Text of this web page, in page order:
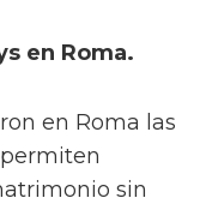
en Roma.
en Roma las
sin